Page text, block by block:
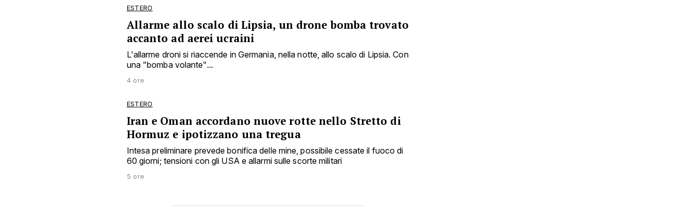
ESTERO
Allarme allo scalo di Lipsia, un drone bomba trovato
accanto ad aerei ucraini
L'allarme droni si riaccende in Germania, nella notte, allo scalo di Lipsia. Con
una "bomba volante"...
4 ore
ESTERO
Iran e Oman accordano nuove rotte nello Stretto di
Hormuz e ipotizzano una tregua
Intesa preliminare prevede bonifica delle mine, possibile cessate il fuoco di
60 giorni; tensioni con gli USA e allarmi sulle scorte militari
5 ore